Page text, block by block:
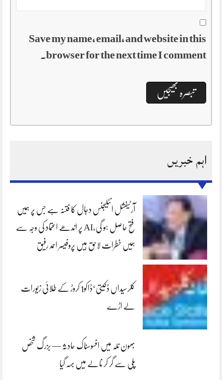
Save my name, email, and website in this
browser for the next time I comment.
اہم خبریں
آرٹیفشل انٹلیجنس دجال کا فتنہ ہے جس پر ہمیں
فتح حاصل ہو گی،AI پر اندھے اعتماد کی وجہ سے
ہمیں خطرات لاحق ہیں پروفیسر احمد رفیق
کلرسیداں ڈکیتی‘ڈاکو1 کروڑ کے طلائی زیورات
لے اڑے
بھون نلہ میں افسوسناک حادثہ — بزرگ شخص
پلی سے گر کر نالے میں بہہ گیا